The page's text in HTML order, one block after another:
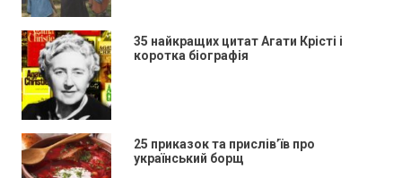
35 найкращих цитат Агати Крісті і
коротка біографія
25 приказок та прислів’їв про
український борщ